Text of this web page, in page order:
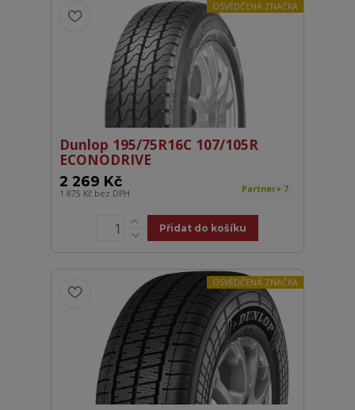
OSVĚDČENÁ ZNAČKA
Dunlop 195/75R16C 107/105R
ECONODRIVE
2 269 Kč
1 875 Kč bez DPH Partner+ 7
Přidat do košíku
OSVĚDČENÁ ZNAČKA